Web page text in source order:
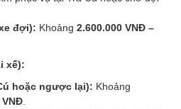
đợi): Khoảng 2.600.000 VNĐ –
xế):
hoặc ngược lại): Khoảng
VNĐ